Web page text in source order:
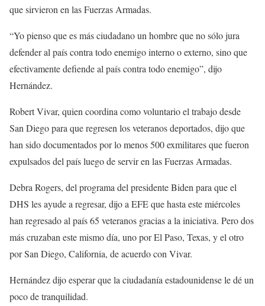
que sirvieron en las Fuerzas Armadas.
“Yo pienso que es más ciudadano un hombre que no sólo jura
defender al país contra todo enemigo interno o externo, sino que
efectivamente defiende al país contra todo enemigo”, dijo
Hernández.
Robert Vivar, quien coordina como voluntario el trabajo desde
San Diego para que regresen los veteranos deportados, dijo que
han sido documentados por lo menos 500 exmilitares que fueron
expulsados del país luego de servir en las Fuerzas Armadas.
Debra Rogers, del programa del presidente Biden para que el
DHS les ayude a regresar, dijo a EFE que hasta este miércoles
han regresado al país 65 veteranos gracias a la iniciativa. Pero dos
más cruzaban este mismo día, uno por El Paso, Texas, y el otro
por San Diego, California, de acuerdo con Vivar.
Hernández dijo esperar que la ciudadanía estadounidense le dé un
poco de tranquilidad.